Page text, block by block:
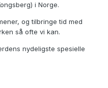
i Norge.
og tilbringe tid med
så ofte vi kan.
nydeligste spesielle